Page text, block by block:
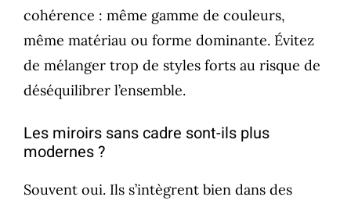
cohérence : même gamme de couleurs,
même matériau ou forme dominante. Évitez
de mélanger trop de styles forts au risque de
déséquilibrer l’ensemble.
Les miroirs sans cadre sont-ils plus
modernes ?
Souvent oui. Ils s’intègrent bien dans des